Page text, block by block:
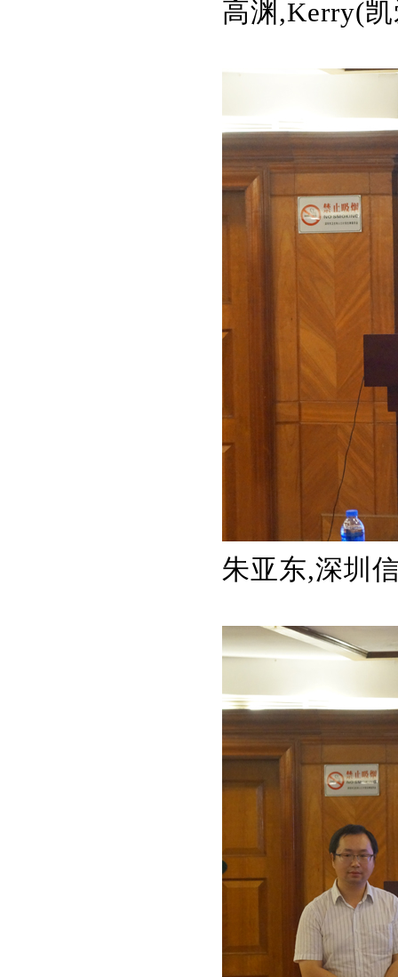
高渊,Kerry(
朱亚东,深圳